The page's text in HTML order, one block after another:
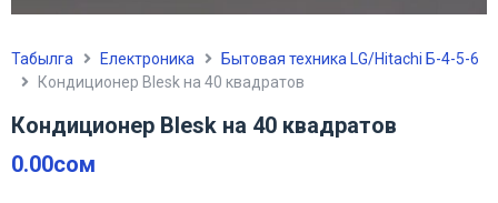
Табылга Електроника
Бытовая техника LG/Hitachi Б-4-5-6
Кондиционер Blesk на 40 квадратов
Кондиционер Blesk на 40 квадратов
0.00сом